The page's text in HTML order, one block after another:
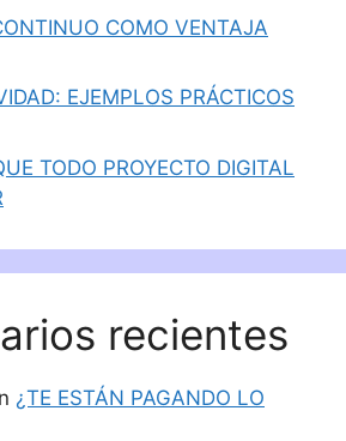
COMO VENTAJA
EJEMPLOS PRÁCTICOS
TODO PROYECTO DIGITAL
recientes
¿TE ESTÁN PAGANDO LO